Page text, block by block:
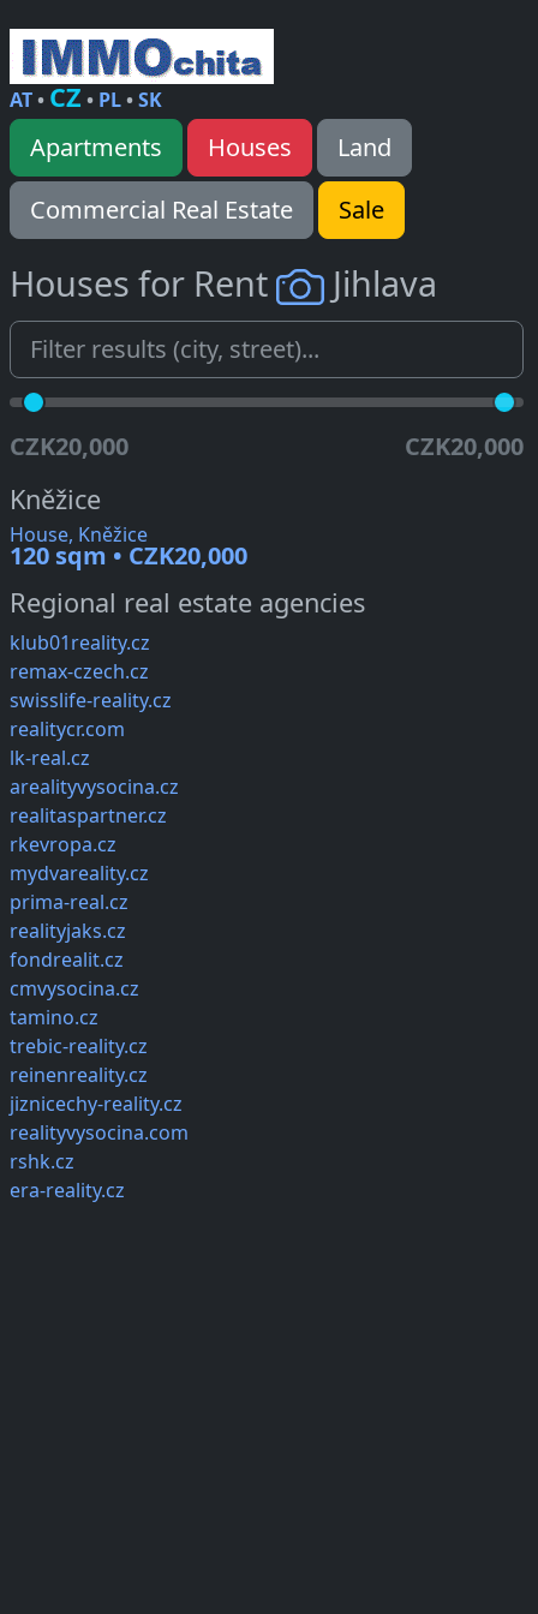
AT• CZ • PL•SK
Apartments Houses
Land
Commercial Real Estate
Sale
Houses for Rent Jihlava
CZK20,000 CZK20,000
Kněžice
House, Kněžice
120 sqm • CZK20,000
Regional real estate agencies
klub01reality.cz
remax-czech.cz
swisslife-reality.cz
realitycr.com
lk-real.cz
arealityvysocina.cz
realitaspartner.cz
rkevropa.cz
mydvareality.cz
prima-real.cz
realityjaks.cz
fondrealit.cz
cmvysocina.cz
tamino.cz
trebic-reality.cz
reinenreality.cz
jiznicechy-reality.cz
realityvysocina.com
rshk.cz
era-reality.cz